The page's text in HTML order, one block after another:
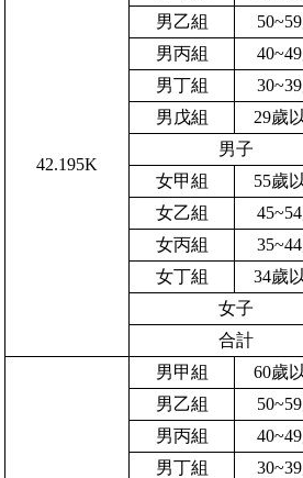
42.195K
男乙組
男丙組
男丁組
男戊組
29歲
男子
女甲組
55歲
女乙組
女丙組
女丁組
34歲
女子
合計
男甲組
60歲
男乙組
男丙組
男丁組